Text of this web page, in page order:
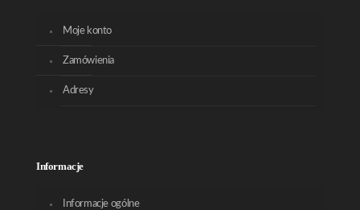
Moje konto
Zamówienia
Adresy
Informacje
Informacje ogólne